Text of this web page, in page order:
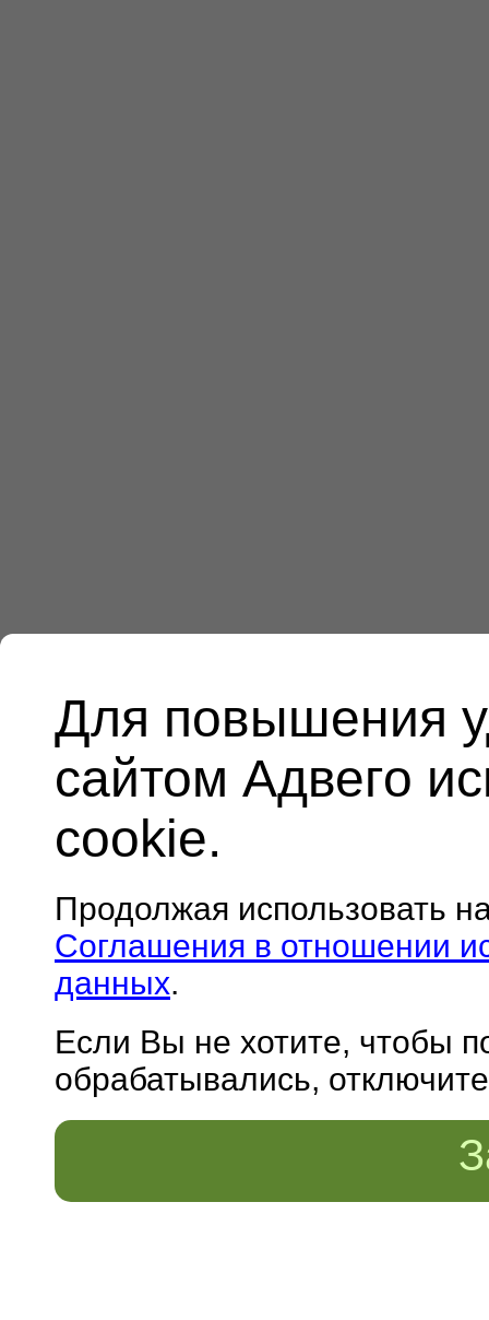
Для повышения
сайтом Адвего
cookie.
Продолжая использовать
Соглашения в отношении
данных.
Если Вы не хотите, чтобы
обрабатывались,